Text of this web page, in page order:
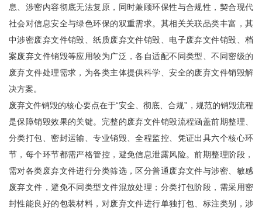
息、涉密内容彻底无法复原，同时兼顾环保性与合规性，契合现代
社会对信息安全与绿色环保的双重需求。其相关关联品类丰富，其
中涉密废弃文件销毁、纸质废弃文件销毁、电子废弃文件销毁、档
案废弃文件销毁等应用较为广泛，各自适配不同类型、不同密级的
废弃文件处理需求，为各类主体提供科学、安全的废弃文件销毁解
决方案。
废弃文件销毁的核心要点在于“安全、彻底、合规”，规范的销毁流程
是保障销毁效果的关键。完整的废弃文件销毁流程涵盖前期整理、
分类打包、密封运输、专业销毁、全程监控、凭证出具六个核心环
节，每个环节都需严格管控，避免信息泄露风险。前期整理阶段，
需对各类废弃文件进行分类筛选，区分普通废弃文件与涉密、敏感
废弃文件，避免不同类型文件混放处理；分类打包阶段，需采用密
封性能良好的包装材料，对废弃文件进行单独打包、标注类别，涉